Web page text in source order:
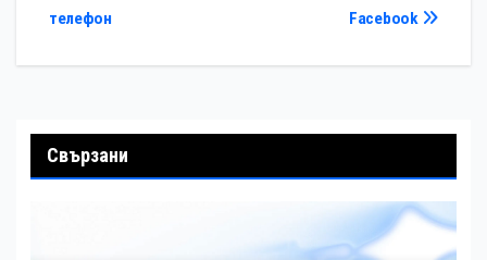
Facebook
телефон
Свързани